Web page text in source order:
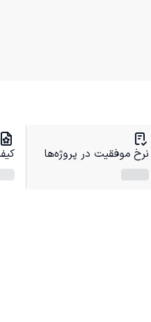
نرخ موفقیت در پروژه‌ها